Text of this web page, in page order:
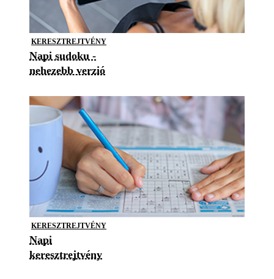
KERESZTREJTVÉNY
Napi sudoku -
nehezebb verzió
KERESZTREJTVÉNY
Napi
keresztrejtvény